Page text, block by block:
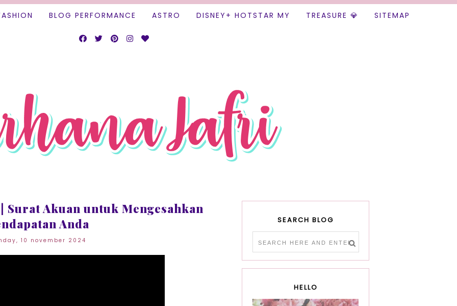
BLOG PERFORMANCE ASTRO DISNEY+ HOTSTAR MY TREASURE 💎 SITEMAP
Surat Akuan untuk Mengesahkan
Anda
10 november 2024
SEARCH BLOG
HELLO